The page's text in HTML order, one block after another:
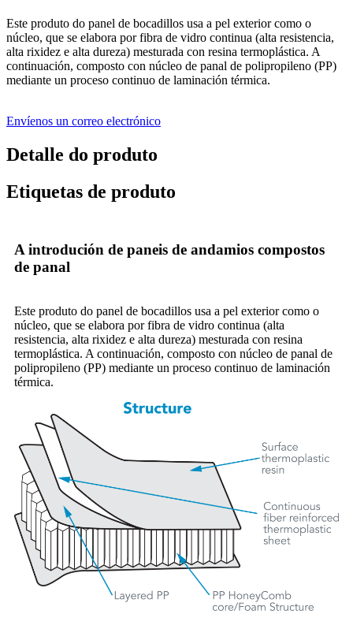
Este produto do panel de bocadillos usa a pel exterior como o
núcleo, que se elabora por fibra de vidro continua (alta resistencia,
alta rixidez e alta dureza) mesturada con resina termoplástica. A
continuación, composto con núcleo de panal de polipropileno (PP)
mediante un proceso continuo de laminación térmica.
Envíenos un correo electrónico
Detalle do produto
Etiquetas de produto
A introdución de paneis de andamios compostos
de panal
Este produto do panel de bocadillos usa a pel exterior como o
núcleo, que se elabora por fibra de vidro continua (alta
resistencia, alta rixidez e alta dureza) mesturada con resina
termoplástica. A continuación, composto con núcleo de panal de
polipropileno (PP) mediante un proceso continuo de laminación
térmica.